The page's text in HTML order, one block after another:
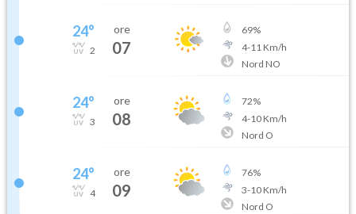
24°
2
ore
07
69%
4-11 Km/h
Nord NO
24°
3
ore
08
72%
4-10Km/h
Nord O
24°
4
ore
09
76%
3-10Km/h
Nord O